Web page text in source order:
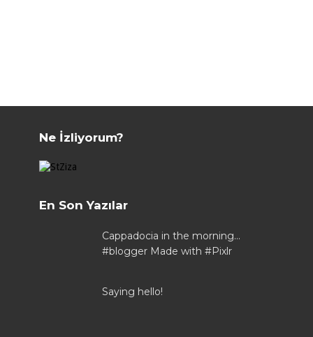
Ne İzliyorum?
En Son Yazılar
Cappadocia in the morning...
#blogger Made with #Pixlr
Saying hello!